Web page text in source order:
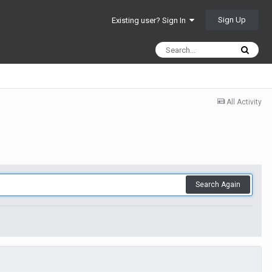
Existing user? Sign In Sign Up
All Activity
Search Again